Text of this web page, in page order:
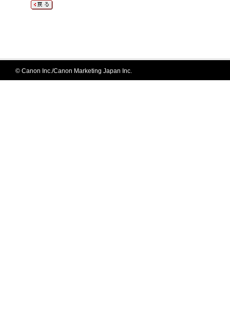
© Canon Inc./Canon Marketing Japan Inc.